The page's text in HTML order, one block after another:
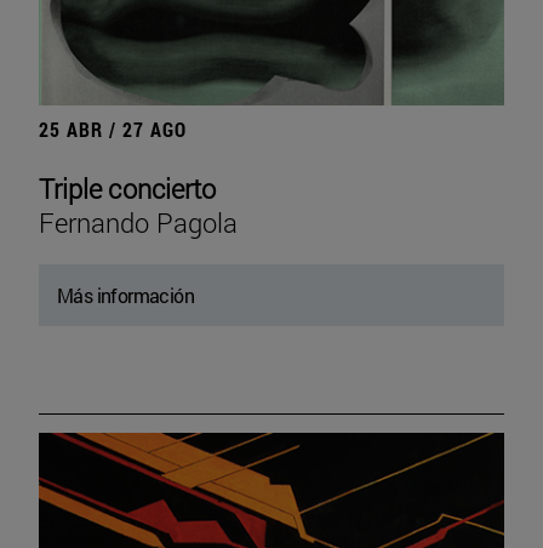
25 ABR / 27 AGO
Triple concierto
Fernando Pagola
Más información